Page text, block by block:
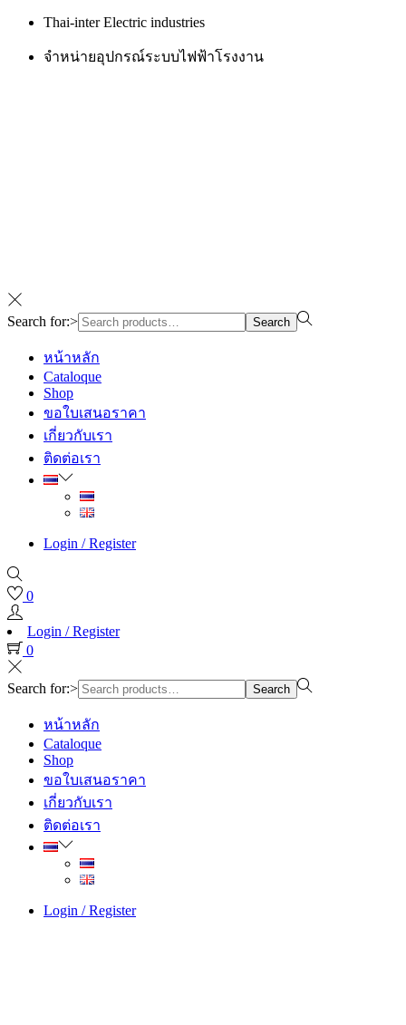
Thai-inter Electric industries
จำหน่ายอุปกรณ์ระบบไฟฟ้าโรงงาน
Search for:> Search
หน้าหลัก
Cataloque
Shop
ขอใบเสนอราคา
เกี่ยวกับเรา
ติดต่อเรา
Login / Register
0
Login / Register
0
Search for:> Search
หน้าหลัก
Cataloque
Shop
ขอใบเสนอราคา
เกี่ยวกับเรา
ติดต่อเรา
Login / Register